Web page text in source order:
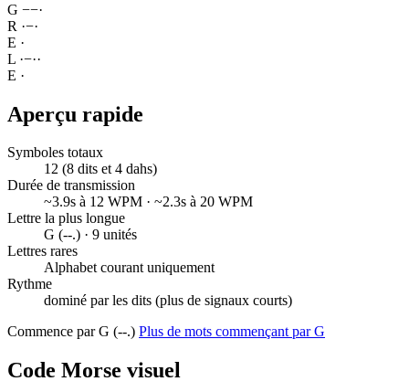
G −−·
R ·−·
E ·
L ·−··
E ·
Aperçu rapide
Symboles totaux
12 (8 dits et 4 dahs)
Durée de transmission
~3.9s à 12 WPM · ~2.3s à 20 WPM
Lettre la plus longue
G (--.) · 9 unités
Lettres rares
Alphabet courant uniquement
Rythme
dominé par les dits (plus de signaux courts)
Commence par G (--.) Plus de mots commençant par G
Code Morse visuel